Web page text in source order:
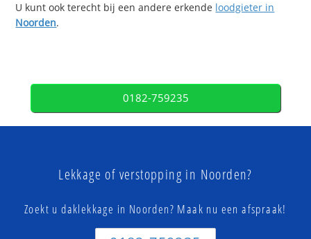
U kunt ook terecht bij een andere erkende loodgieter in
Noorden.
0182-759235
Lekkage of verstopping in Noorden?
Zoekt u daklekkage in Noorden? Maak nu een afspraak!